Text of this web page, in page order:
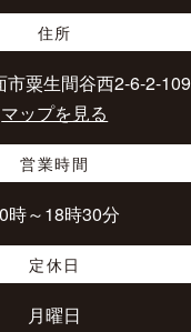
住所
市粟生間谷西2-6-2-109
マップを見る
営業時間
時～18時30分
定休日
月曜日